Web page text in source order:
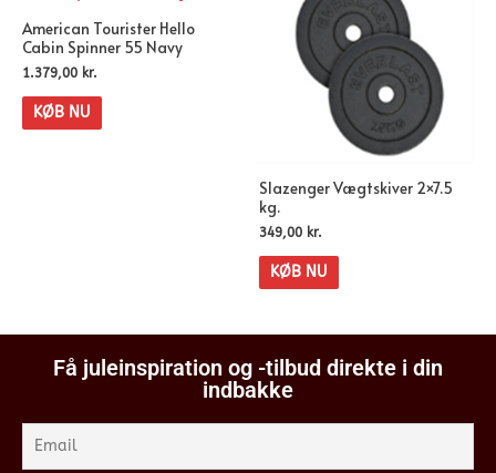
American Tourister Hello
Cabin Spinner 55 Navy
1.379,00 kr.
KØB NU
Slazenger Vægtskiver 2×7.5
kg.
349,00 kr.
KØB NU
Få juleinspiration og -tilbud direkte i din
indbakke